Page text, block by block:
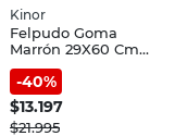
Kinor
Felpudo Goma
Marrón 29X60 Cm
Home Sweet
Home Kinor
-40%
$13.197
$21.995